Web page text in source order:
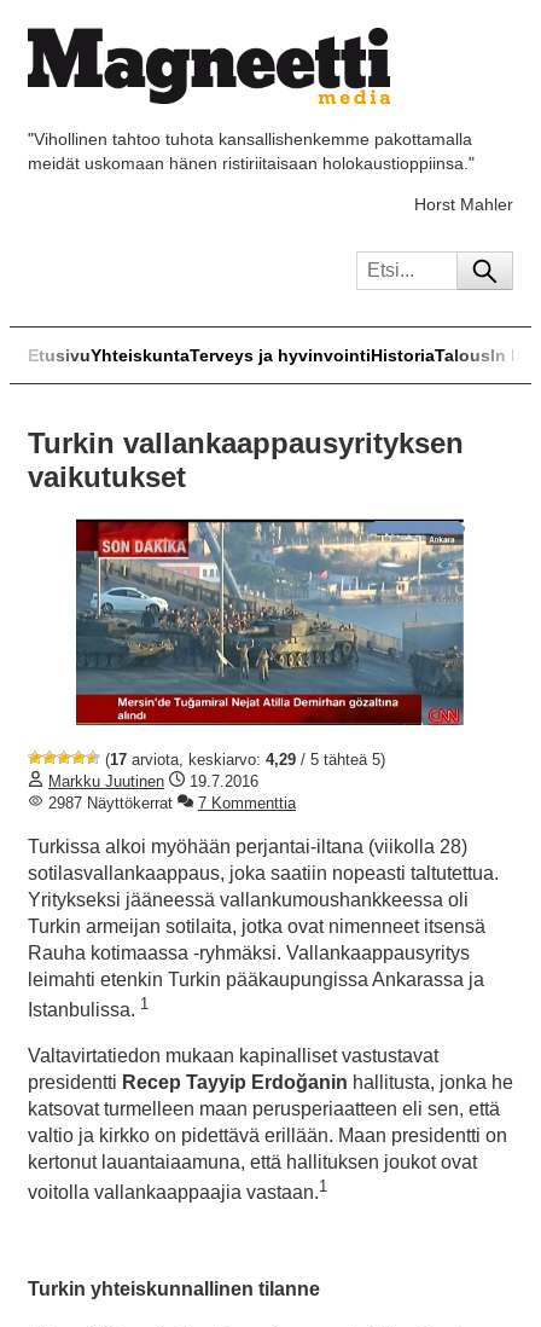
"Vihollinen tahtoo tuhota kansallishenkemme pakottamalla
meidät uskomaan hänen ristiriitaisaan holokaustioppiinsa."
Horst Mahler
EtusivuYhteiskuntaTerveys ja hyvinvointiHistoriaTalousIn
Turkin vallankaappausyrityksen
vaikutukset
(17 arviota, keskiarvo: 4,29 / 5 tähteä 5)
Markku Juutinen
19.7.2016
2987 Näyttökerrat
7 Kommenttia
Turkissa alkoi myöhään perjantai-iltana (viikolla 28)
sotilasvallankaappaus, joka saatiin nopeasti taltutettua.
Yritykseksi jääneessä vallankumoushankkeessa oli
Turkin armeijan sotilaita, jotka ovat nimenneet itsensä
Rauha kotimaassa -ryhmäksi. Vallankaappausyritys
leimahti etenkin Turkin pääkaupungissa Ankarassa ja
Istanbulissa. 1
Valtavirtatiedon mukaan kapinalliset vastustavat
presidentti Recep Tayyip Erdoğanin hallitusta, jonka he
katsovat turmelleen maan perusperiaatteen eli sen, että
valtio ja kirkko on pidettävä erillään. Maan presidentti on
kertonut lauantaiaamuna, että hallituksen joukot ovat
voitolla vallankaappaajia vastaan.1
Turkin yhteiskunnallinen tilanne